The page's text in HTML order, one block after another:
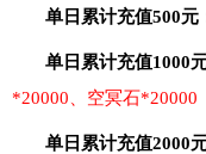
单日累计充值500元
单日累计充值1000
*20000、空冥石*20000
单日累计充值2000